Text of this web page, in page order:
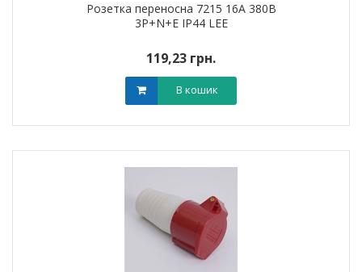
Розетка переносна 7215 16А 380В
3Р+N+Е IP44 LEE
119,23 грн.
В кошик